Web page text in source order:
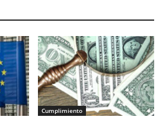
Cumplimiento